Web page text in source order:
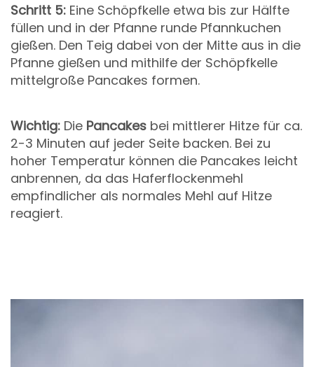
Schritt 5: Eine Schöpfkelle etwa bis zur Hälfte
füllen und in der Pfanne runde Pfannkuchen
gießen. Den Teig dabei von der Mitte aus in die
Pfanne gießen und mithilfe der Schöpfkelle
mittelgroße Pancakes formen.
Wichtig: Die Pancakes bei mittlerer Hitze für ca.
2-3 Minuten auf jeder Seite backen. Bei zu
hoher Temperatur können die Pancakes leicht
anbrennen, da das Haferflockenmehl
empfindlicher als normales Mehl auf Hitze
reagiert.